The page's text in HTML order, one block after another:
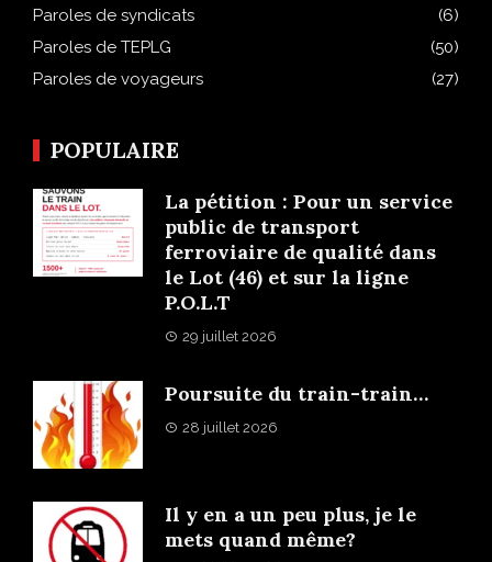
Paroles de syndicats
(6)
Paroles de TEPLG
(50)
Paroles de voyageurs
(27)
POPULAIRE
La pétition : Pour un service
public de transport
ferroviaire de qualité dans
le Lot (46) et sur la ligne
P.O.L.T
29 juillet 2026
Poursuite du train-train…
28 juillet 2026
Il y en a un peu plus, je le
mets quand même?